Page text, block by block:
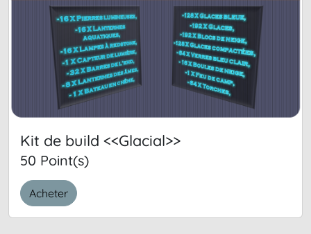
Kit de build <<Glacial>>
50 Point(s)
Acheter